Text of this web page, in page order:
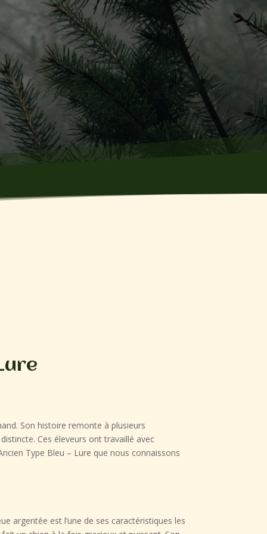
Son histoire remonte à plusieurs
Ces éleveurs ont travaillé avec
Type Bleu – Lure que nous connaissons
argentée est l’une de ses caractéristiques les